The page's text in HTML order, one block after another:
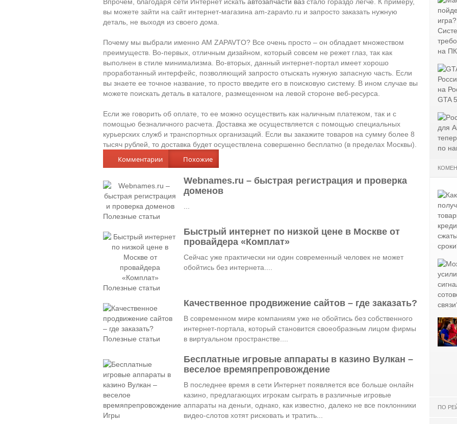
вы можете зайти на сайт интернет-магазина am-zapavto.ru и запросто заказать нужную
деталь, не выходя из своего дома.
Почему мы выбрали именно AM ZAPAVTO? Все очень просто – он обладает множеством
преимуществ. Во-первых, отличным дизайном, который совсем не режет глаз, так как
выполнен в стиле минимализма. Во-вторых, данный интернет-портал имеет хорошо
проработанный интерфейс, позволяющий запросто отыскать нужную запасную часть. Если
вы знаете ее точное название, то просто введите его в поисковую систему. В ином случае вы
можете поискать деталь в каталоге, размещенном на левой стороне веб-ресурса.
Если же говорить об оплате, то ее можно осуществить как наличным платежом, так и с
помощью безналичного расчета. Доставка же осуществляется с помощью специальных
курьерских служб и транспортных организаций. Если вы закажите товаров на сумму более 8
тысяч рублей, то доставка будет осуществлена совершенно бесплатно (в пределах Москвы).
Комментарии Похожие
Полезные статьи
Webnames.ru – быстрая регистрация и проверка
доменов
Полезные статьи
Быстрый интернет по низкой цене в Москве от
провайдера «Комплат»
Сейчас уже практически ни один современный человек не может
обойтись без интернета....
Полезные статьи
Качественное продвижение сайтов – где заказать?
В современном мире компаниям уже не обойтись без собственного
интернет-портала, который становится своеобразным лицом фирмы
в виртуальном пространстве....
Игры
Бесплатные игровые аппараты в казино Вулкан –
веселое времяпрепровождение
В последнее время в сети Интернет появляется все больше онлайн
казино, предлагающих игрокам сыграть в различные игровые
аппараты на деньги, однако, как известно, далеко не все поклонники
видео-слотов хотят рисковать и тратить...
ПО